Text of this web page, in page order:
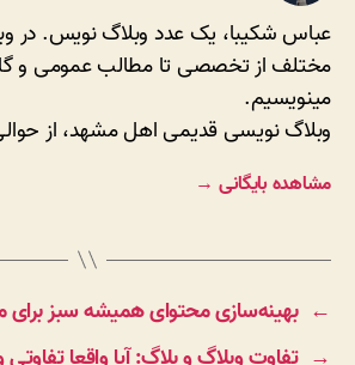
عباس شکیبا، یک عدد وبلاگ نویس. در
مختلف از تخصصی تا مطالب عمومی
مینویسیم.
وبلاگ نویسی قدیمی اهل مشهد، از حوالی
مشاهده بایگانی →
← بهینه‌سازی محتوای همیشه سبز
→ تفاوت وبلاگ و بلاگ: آیا واقعا تفاوتی